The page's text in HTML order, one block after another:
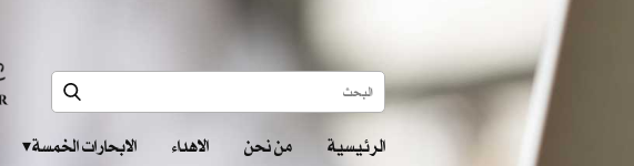
الرئيسية من نحن الاهداء الابحارات الخمسة ‎ ‎ ‎